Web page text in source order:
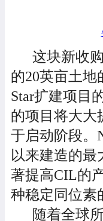
这块新收购
的20英亩土地
Star扩建项目
的项目将大大
于启动阶段。
以来建造的最
著提高CIL的
种稳定同位素
随着全球所